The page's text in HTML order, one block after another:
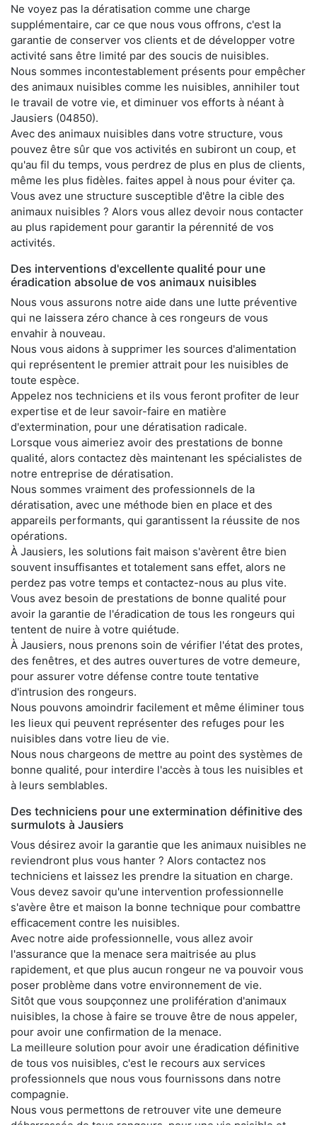
Ne voyez pas la dératisation comme une charge
supplémentaire, car ce que nous vous offrons, c'est la
garantie de conserver vos clients et de développer votre
activité sans être limité par des soucis de nuisibles.
Nous sommes incontestablement présents pour empêcher
des animaux nuisibles comme les nuisibles, annihiler tout
le travail de votre vie, et diminuer vos efforts à néant à
Jausiers (04850).
Avec des animaux nuisibles dans votre structure, vous
pouvez être sûr que vos activités en subiront un coup, et
qu'au fil du temps, vous perdrez de plus en plus de clients,
même les plus fidèles. faites appel à nous pour éviter ça.
Vous avez une structure susceptible d'être la cible des
animaux nuisibles ? Alors vous allez devoir nous contacter
au plus rapidement pour garantir la pérennité de vos
activités.
Des interventions d'excellente qualité pour une
éradication absolue de vos animaux nuisibles
Nous vous assurons notre aide dans une lutte préventive
qui ne laissera zéro chance à ces rongeurs de vous
envahir à nouveau.
Nous vous aidons à supprimer les sources d'alimentation
qui représentent le premier attrait pour les nuisibles de
toute espèce.
Appelez nos techniciens et ils vous feront profiter de leur
expertise et de leur savoir-faire en matière
d'extermination, pour une dératisation radicale.
Lorsque vous aimeriez avoir des prestations de bonne
qualité, alors contactez dès maintenant les spécialistes de
notre entreprise de dératisation.
Nous sommes vraiment des professionnels de la
dératisation, avec une méthode bien en place et des
appareils performants, qui garantissent la réussite de nos
opérations.
À Jausiers, les solutions fait maison s'avèrent être bien
souvent insuffisantes et totalement sans effet, alors ne
perdez pas votre temps et contactez-nous au plus vite.
Vous avez besoin de prestations de bonne qualité pour
avoir la garantie de l'éradication de tous les rongeurs qui
tentent de nuire à votre quiétude.
À Jausiers, nous prenons soin de vérifier l'état des protes,
des fenêtres, et des autres ouvertures de votre demeure,
pour assurer votre défense contre toute tentative
d'intrusion des rongeurs.
Nous pouvons amoindrir facilement et même éliminer tous
les lieux qui peuvent représenter des refuges pour les
nuisibles dans votre lieu de vie.
Nous nous chargeons de mettre au point des systèmes de
bonne qualité, pour interdire l'accès à tous les nuisibles et
à leurs semblables.
Des techniciens pour une extermination définitive des
surmulots à Jausiers
Vous désirez avoir la garantie que les animaux nuisibles ne
reviendront plus vous hanter ? Alors contactez nos
techniciens et laissez les prendre la situation en charge.
Vous devez savoir qu'une intervention professionnelle
s'avère être et maison la bonne technique pour combattre
efficacement contre les nuisibles.
Avec notre aide professionnelle, vous allez avoir
l'assurance que la menace sera maitrisée au plus
rapidement, et que plus aucun rongeur ne va pouvoir vous
poser problème dans votre environnement de vie.
Sitôt que vous soupçonnez une prolifération d'animaux
nuisibles, la chose à faire se trouve être de nous appeler,
pour avoir une confirmation de la menace.
La meilleure solution pour avoir une éradication définitive
de tous vos nuisibles, c'est le recours aux services
professionnels que nous vous fournissons dans notre
compagnie.
Nous vous permettons de retrouver vite une demeure